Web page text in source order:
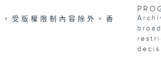
受版權限制內容除外。香